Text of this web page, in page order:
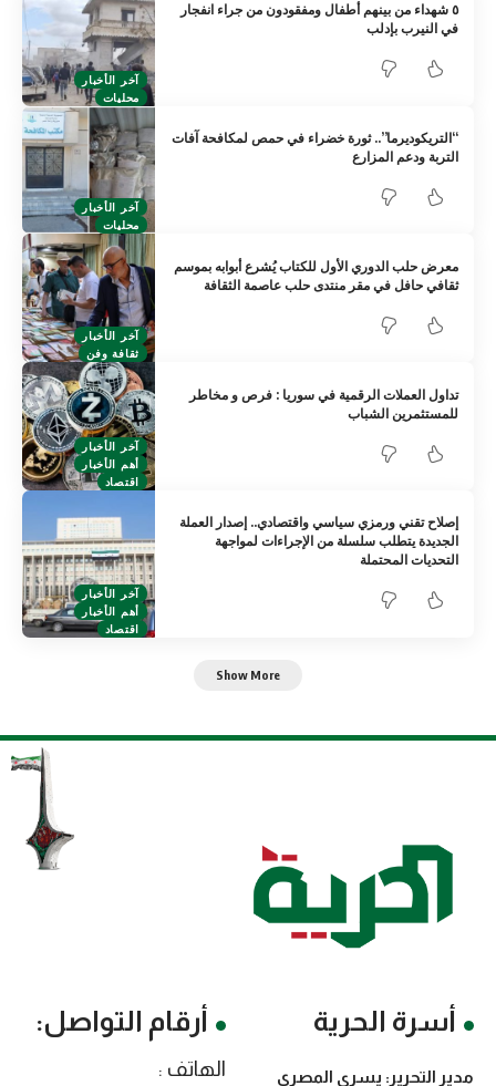
آخر الأخبار
محليات
٥ شهداء من بينهم أطفال ومفقودون من جراء انفجار
في النيرب بإدلب
آخر الأخبار
محليات
“التريكوديرما”.. ثورة خضراء في حمص لمكافحة آفات
التربة ودعم المزارع
آخر الأخبار
ثقافة وفن
معرض حلب الدوري الأول للكتاب يُشرع أبوابه بموسم
ثقافي حافل في مقر منتدى حلب عاصمة الثقافة
آخر الأخبار
أهم الأخبار
اقتصاد
تداول العملات الرقمية في سوريا : فرص و مخاطر
للمستثمرين الشباب
آخر الأخبار
أهم الأخبار
اقتصاد
إصلاح تقني ورمزي سياسي واقتصادي.. إصدار العملة
الجديدة يتطلب سلسلة من الإجراءات لمواجهة
التحديات المحتملة
Show More
أسرة الحرية
مدير التحرير: يسرى المصري
أرقام التواصل:
الهاتف :